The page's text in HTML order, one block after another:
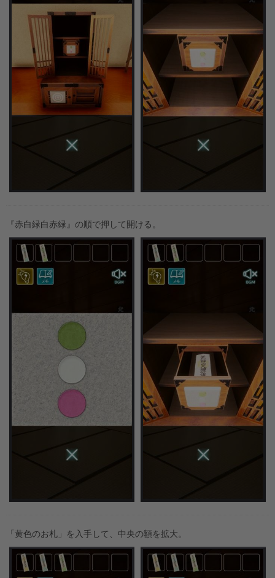
『赤白緑白赤緑』の順で押して開ける。
「黄色のお札」を入手して、中央の額を拡大。